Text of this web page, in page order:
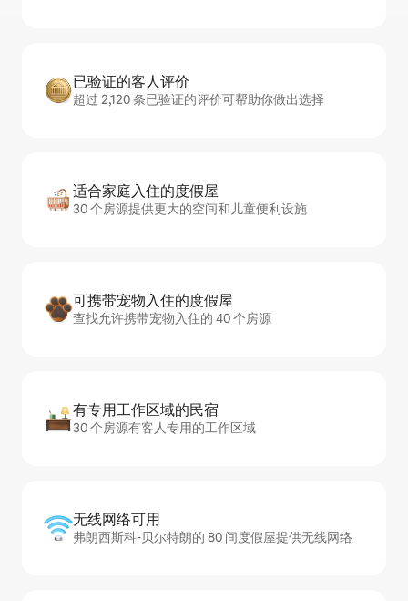
已验证的客人评价
超过 2,120 条已验证的评价可帮助你做出选择
适合家庭入住的度假屋
30 个房源提供更大的空间和儿童便利设施
可携带宠物入住的度假屋
查找允许携带宠物入住的 40 个房源
有专用工作区域的民宿
30 个房源有客人专用的工作区域
无线网络可用
弗朗西斯科-贝尔特朗的 80 间度假屋提供无线网络